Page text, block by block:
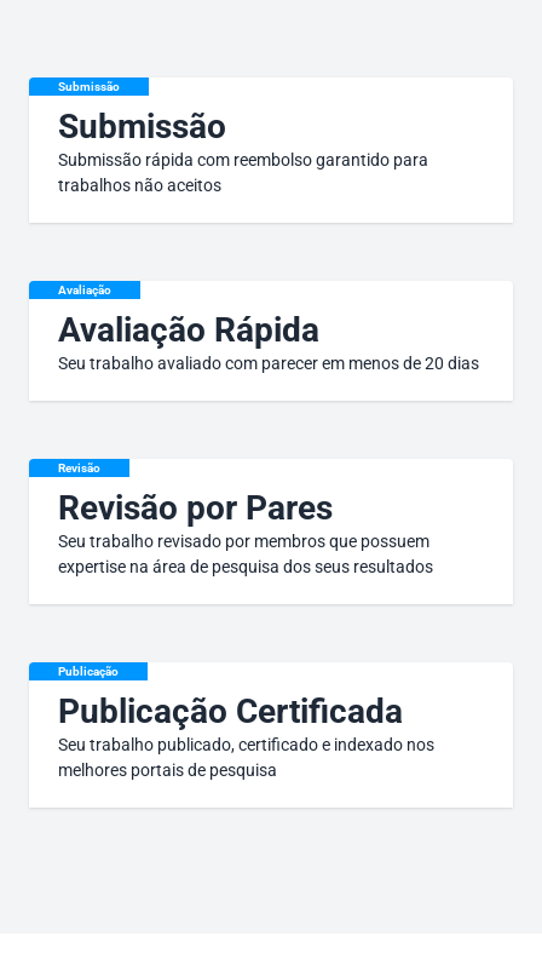
Submissão
Submissão
Submissão rápida com reembolso garantido para
trabalhos não aceitos
Avaliação
Avaliação Rápida
Seu trabalho avaliado com parecer em menos de 20 dias
Revisão
Revisão por Pares
Seu trabalho revisado por membros que possuem
expertise na área de pesquisa dos seus resultados
Publicação
Publicação Certificada
Seu trabalho publicado, certificado e indexado nos
melhores portais de pesquisa